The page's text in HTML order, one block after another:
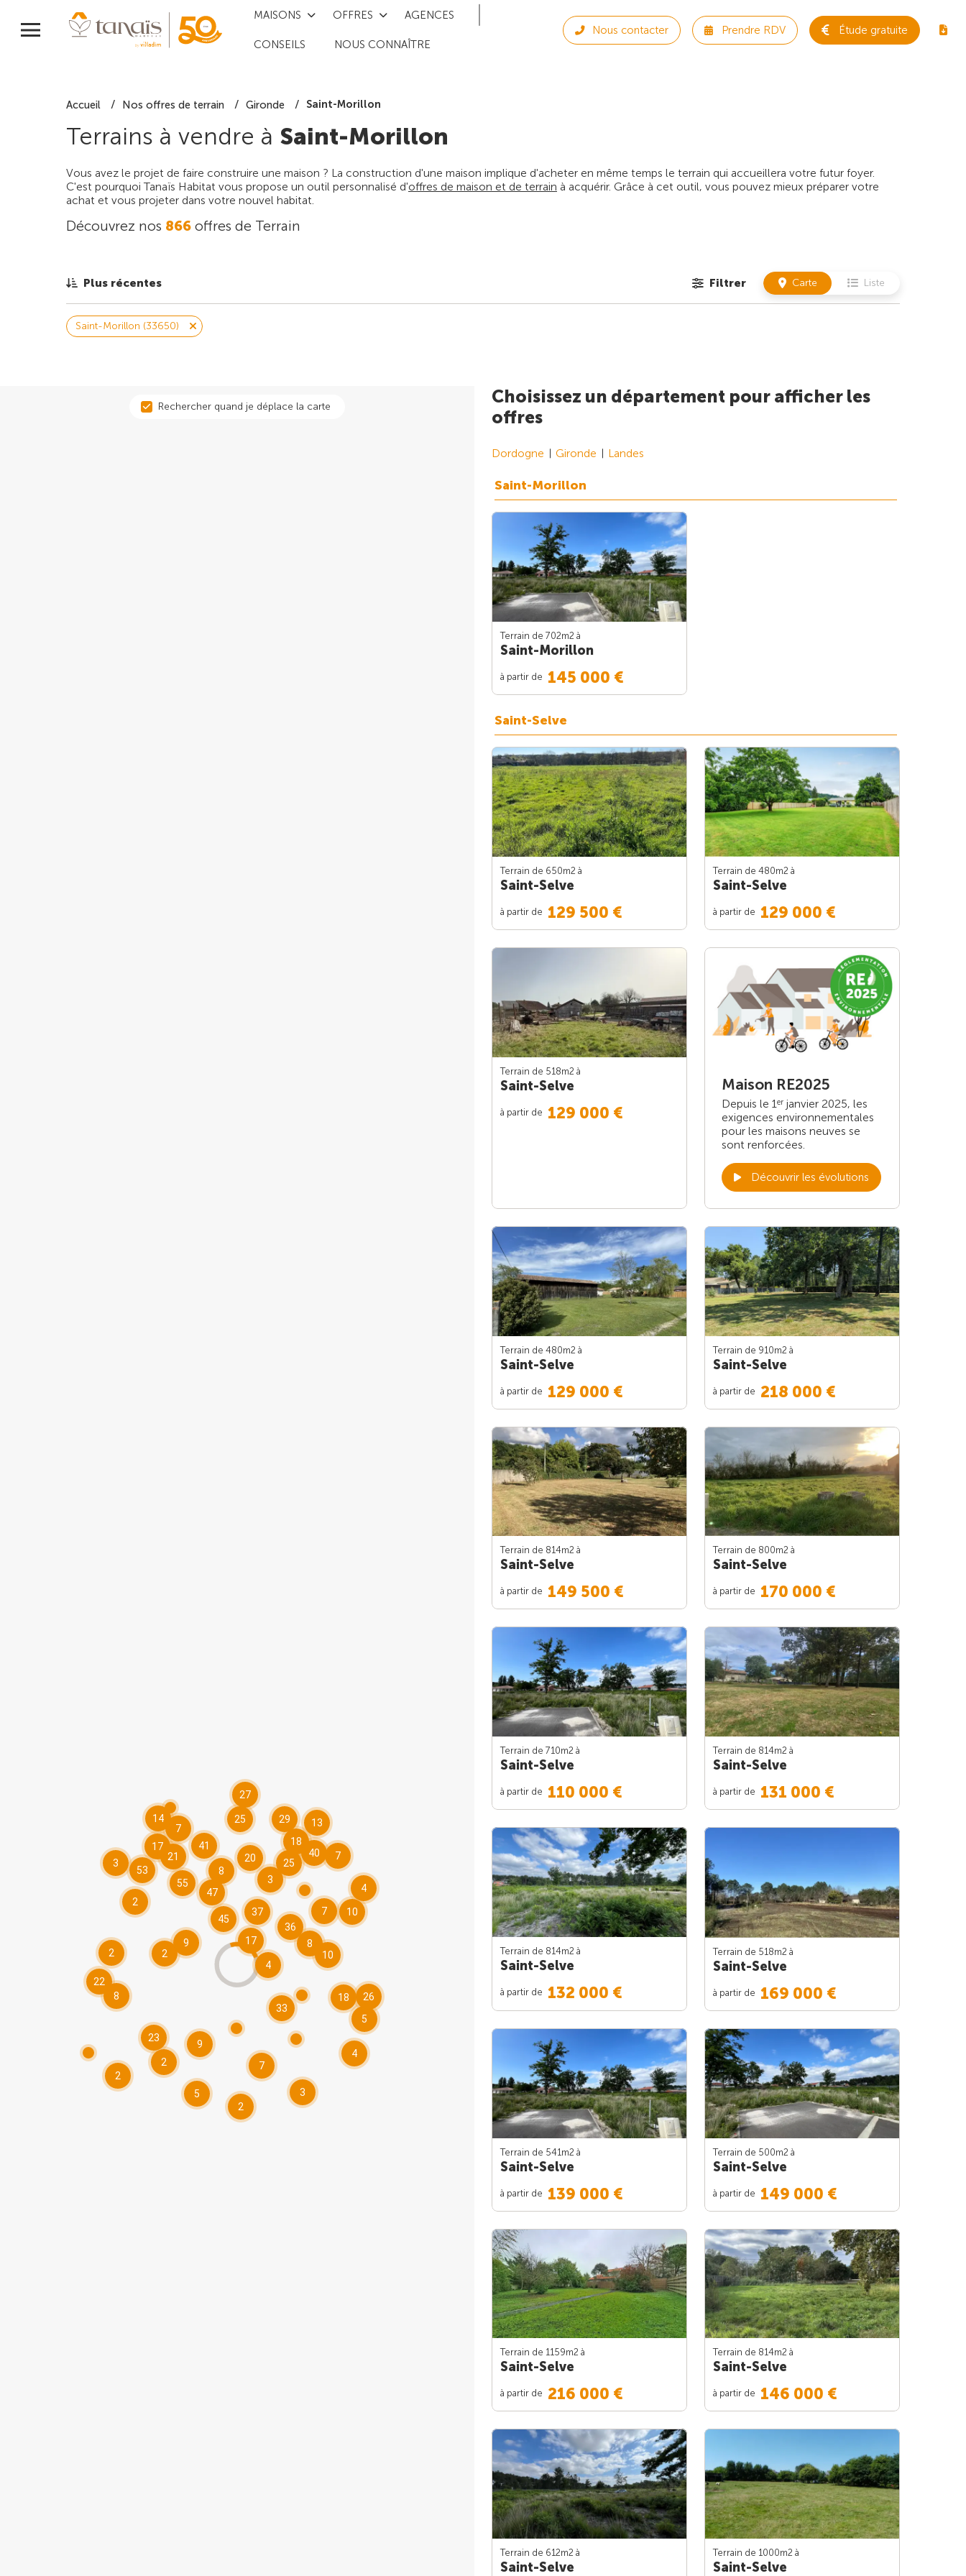
MAISONS OFFRES AGENCES
CONSEILS NOUS CONNAÎTRE
Nous contacter Prendre RDV Étude gratuite
Accueil Nos offres de terrain Gironde Saint-Morillon
Terrains à vendre à Saint-Morillon
Vous avez le projet de faire construire une maison ? La construction d'une maison implique d'acheter en même temps le terrain qui accueillera votre futur foyer.
C'est pourquoi Tanaïs Habitat vous propose un outil personnalisé d'offres de maison et de terrain à acquérir. Grâce à cet outil, vous pouvez mieux préparer votre
achat et vous projeter dans votre nouvel habitat.
Découvrez nos 866 offres de Terrain
Plus récentes Filtrer Carte Liste
Saint-Morillon (33650)
4
29
25
26
40
10
13
27
8
7
53
20
23
33
45
14
22
25
41
47
17
36
21
18
18
9
55
5
7
9
17
7
10
8
37
8
4
3
5
2
7
2
2
4
2 2
3
3
2
Rechercher quand je déplace la carte
Choisissez un département pour afficher les
offres
Dordogne Gironde Landes
Saint-Morillon
Terrain de 702m2 à
Saint-Morillon
à partir de 145 000 €
Saint-Selve
Terrain de 650m2 à
Saint-Selve
à partir de 129 500 €
Terrain de 480m2 à
Saint-Selve
à partir de 129 000 €
Terrain de 518m2 à
Saint-Selve
à partir de 129 000 €
Maison RE2025
Depuis le 1 er janvier 2025, les
exigences environnementales
pour les maisons neuves se
sont renforcées.
Découvrir les évolutions
Terrain de 480m2 à
Saint-Selve
à partir de 129 000 €
Terrain de 910m2 à
Saint-Selve
à partir de 218 000 €
Terrain de 814m2 à
Saint-Selve
à partir de 149 500 €
Terrain de 800m2 à
Saint-Selve
à partir de 170 000 €
Terrain de 710m2 à
Saint-Selve
à partir de 110 000 €
Terrain de 814m2 à
Saint-Selve
à partir de 131 000 €
Terrain de 814m2 à
Saint-Selve
à partir de 132 000 €
Terrain de 518m2 à
Saint-Selve
à partir de 169 000 €
Terrain de 541m2 à
Saint-Selve
à partir de 139 000 €
Terrain de 500m2 à
Saint-Selve
à partir de 149 000 €
Terrain de 1159m2 à
Saint-Selve
à partir de 216 000 €
Terrain de 814m2 à
Saint-Selve
à partir de 146 000 €
Terrain de 612m2 à
Saint-Selve
Terrain de 1000m2 à
Saint-Selve